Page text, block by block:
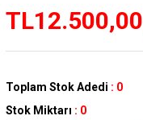
TL12.500,00
Toplam Stok Adedi : 0
Stok Miktarı : 0